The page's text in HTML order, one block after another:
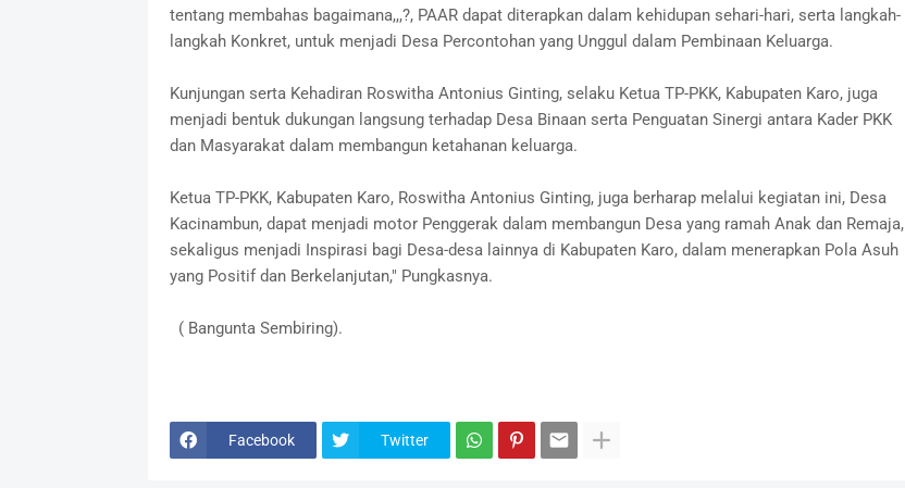
tentang membahas bagaimana,,,?, PAAR dapat diterapkan dalam kehidupan sehari-hari, serta langkah-
langkah Konkret, untuk menjadi Desa Percontohan yang Unggul dalam Pembinaan Keluarga.
Kunjungan serta Kehadiran Roswitha Antonius Ginting, selaku Ketua TP-PKK, Kabupaten Karo, juga
menjadi bentuk dukungan langsung terhadap Desa Binaan serta Penguatan Sinergi antara Kader PKK
dan Masyarakat dalam membangun ketahanan keluarga.
Ketua TP-PKK, Kabupaten Karo, Roswitha Antonius Ginting, juga berharap melalui kegiatan ini, Desa
Kacinambun, dapat menjadi motor Penggerak dalam membangun Desa yang ramah Anak dan Remaja,
sekaligus menjadi Inspirasi bagi Desa-desa lainnya di Kabupaten Karo, dalam menerapkan Pola Asuh
yang Positif dan Berkelanjutan," Pungkasnya.
( Bangunta Sembiring).
Facebook Twitter